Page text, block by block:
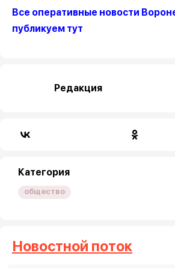
Все оперативные новости
публикуем тут
Редакция
Категория
общество
Новостной поток